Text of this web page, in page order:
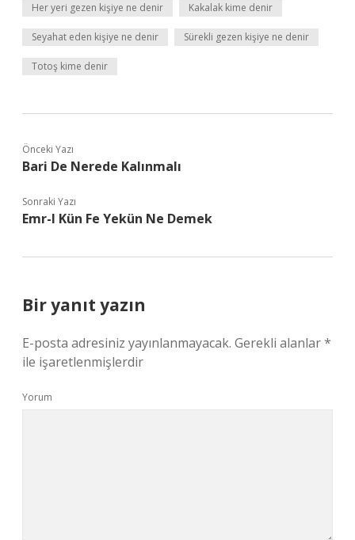
Her yeri gezen kişiye ne denir Kakalak kime denir
Seyahat eden kişiye ne denir Sürekli gezen kişiye ne denir
Totoş kime denir
Önceki Yazı
Bari De Nerede Kalınmalı
Sonraki Yazı
Emr-I Kün Fe Yekün Ne Demek
Bir yanıt yazın
E-posta adresiniz yayınlanmayacak. Gerekli alanlar*
ile işaretlenmişlerdir
Yorum